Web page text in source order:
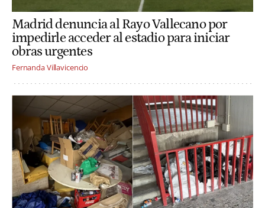
Madrid denuncia al Rayo Vallecano por
impedirle acceder al estadio para iniciar
obras urgentes
Fernanda Villavicencio